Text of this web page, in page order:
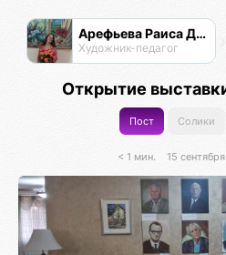
Арефьева Раиса Дмитриевна
Художник-педагог
Открытие
Пост Солики
< 1 мин. 15